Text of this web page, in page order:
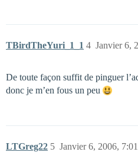
TBirdTheYuri_1_1 Janvier 6,
4
De toute façon suffit de pinguer
donc je m’en fous un peu
LTGreg22 Janvier 6, 2006, 7:01
5